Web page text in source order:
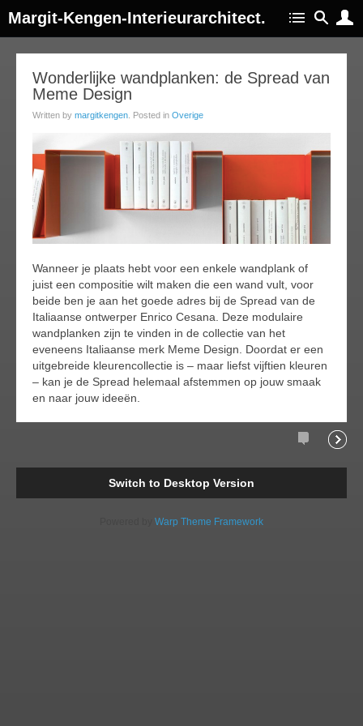
Margit-Kengen-Interieurarchitect.
Wonderlijke wandplanken: de Spread van
Meme Design
Written by margitkengen . Posted in Overige
Wanneer je plaats hebt voor een enkele wandplank of
juist een compositie wilt maken die een wand vult, voor
beide ben je aan het goede adres bij de Spread van de
Italiaanse ontwerper Enrico Cesana. Deze modulaire
wandplanken zijn te vinden in de collectie van het
eveneens Italiaanse merk Meme Design. Doordat er een
uitgebreide kleurencollectie is – maar liefst vijftien kleuren
– kan je de Spread helemaal afstemmen op jouw smaak
en naar jouw ideeën.
Comments
Switch to Desktop Version
Warp Theme Framework